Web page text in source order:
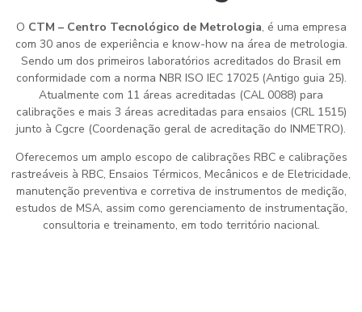
O CTM – Centro Tecnológico de Metrologia, é uma empresa
com 30 anos de experiência e know-how na área de metrologia.
Sendo um dos primeiros laboratórios acreditados do Brasil em
conformidade com a norma NBR ISO IEC 17025 (Antigo guia 25).
Atualmente com 11 áreas acreditadas (CAL 0088) para
calibrações e mais 3 áreas acreditadas para ensaios (CRL 1515)
junto à Cgcre (Coordenação geral de acreditação do INMETRO).
Oferecemos um amplo escopo de calibrações RBC e calibrações
rastreáveis à RBC, Ensaios Térmicos, Mecânicos e de Eletricidade,
manutenção preventiva e corretiva de instrumentos de medição,
estudos de MSA, assim como gerenciamento de instrumentação,
consultoria e treinamento, em todo território nacional.